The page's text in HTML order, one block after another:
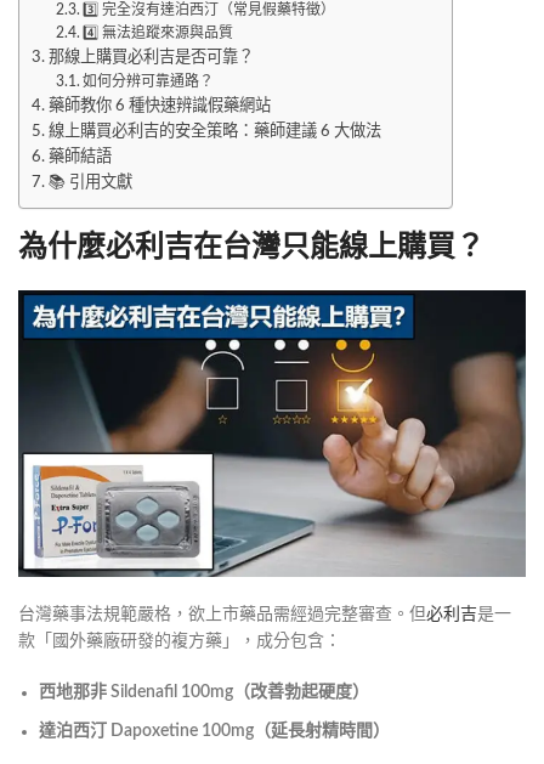
3️⃣ 完全沒有達泊西汀（常見假藥特徵）
4️⃣ 無法追蹤來源與品質
那線上購買必利吉是否可靠？
如何分辨可靠通路？
藥師教你 6 種快速辨識假藥網站
線上購買必利吉的安全策略：藥師建議 6 大做法
藥師結語
📚 引用文獻
為什麼必利吉在台灣只能線上購買？
台灣藥事法規範嚴格，欲上市藥品需經過完整審查。但必利吉是一
款「國外藥廠研發的複方藥」，成分包含：
西地那非 Sildenafil 100mg（改善勃起硬度）
達泊西汀 Dapoxetine 100mg（延長射精時間）